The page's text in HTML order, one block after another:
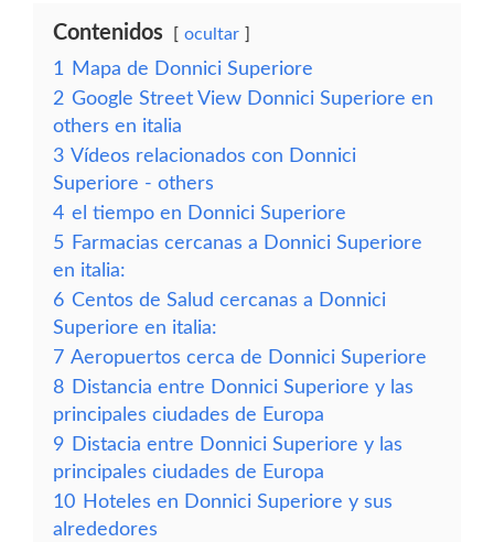
Contenidos ocultar
1
Mapa de Donnici Superiore
2 Google Street View Donnici Superiore en
others en italia
3 Vídeos relacionados con Donnici
Superiore - others
4 el tiempo en Donnici Superiore
5 Farmacias cercanas a Donnici Superiore
en italia:
6 Centos de Salud cercanas a Donnici
Superiore en italia:
7 Aeropuertos cerca de Donnici Superiore
8 Distancia entre Donnici Superiore y las
principales ciudades de Europa
9 Distacia entre Donnici Superiore y las
principales ciudades de Europa
10 Hoteles en Donnici Superiore y sus
alrededores